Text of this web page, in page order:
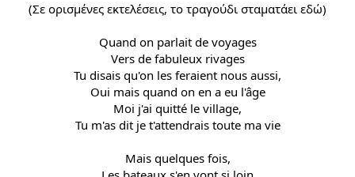
(Σε ορισμένες εκτελέσεις, το τραγούδι σταματάει εδώ)
Quand on parlait de voyages
Vers de fabuleux rivages
Tu disais qu'on les feraient nous aussi,
Oui mais quand on en a eu l'âge
Moi j'ai quitté le village,
Tu m'as dit je t'attendrais toute ma vie
Mais quelques fois,